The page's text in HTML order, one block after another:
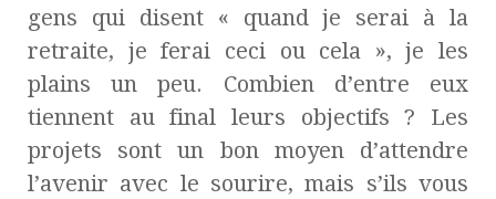
gens qui disent « quand je serai à la
retraite, je ferai ceci ou cela », je les
plains un peu. Combien d’entre eux
tiennent au final leurs objectifs ? Les
projets sont un bon moyen d’attendre
l’avenir avec le sourire, mais s’ils vous